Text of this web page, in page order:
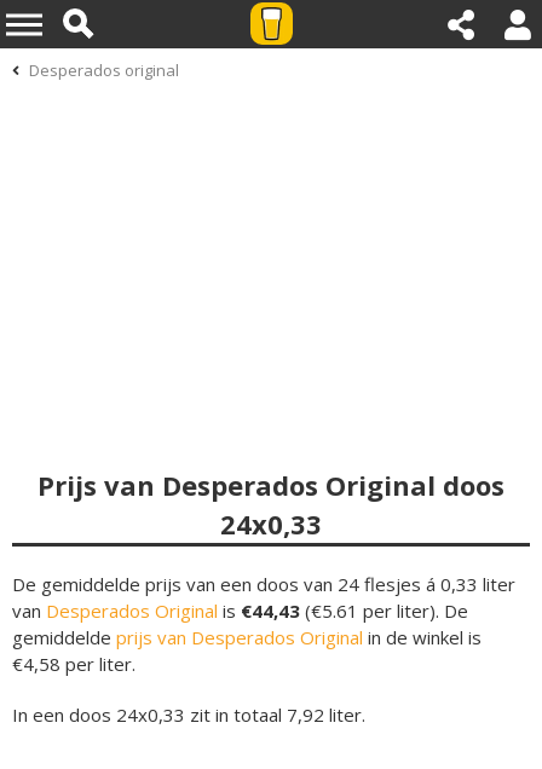
Desperados original
Prijs van Desperados Original doos
24x0,33
De gemiddelde prijs van een doos van 24 flesjes á 0,33 liter
van Desperados Original is €44,43 (€5.61 per liter). De
gemiddelde prijs van Desperados Original in de winkel is
€4,58 per liter.
In een doos 24x0,33 zit in totaal 7,92 liter.